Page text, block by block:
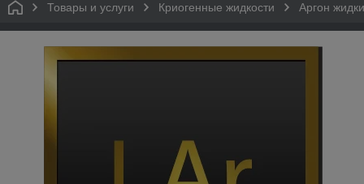
Товары и услуги Криогенные жидкости Аргон